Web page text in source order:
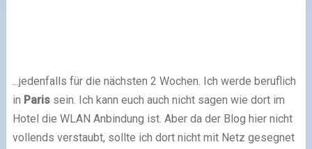
...jedenfalls für die nächsten 2 Wochen. Ich werde beruflich
in Parissein. Ich kann euch auch nicht sagen wie dort im
Hotel die WLAN Anbindung ist. Aber da der Blog hier nicht
vollends verstaubt, sollte ich dort nicht mit Netz gesegnet